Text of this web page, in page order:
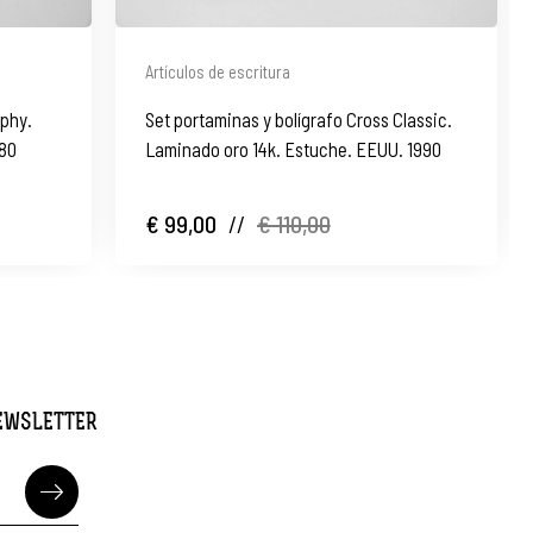
Artículos de escritura
Set portaminas y bolígrafo Cross Classic.
Laminado oro 14k. Estuche. EEUU. 1990
€ 99,00 // € 110,00